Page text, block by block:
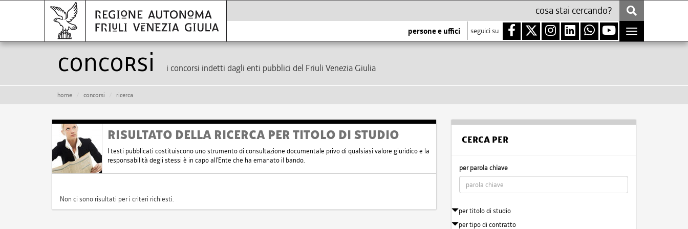
persone e uffici seguici su
Toggle
navigation
Concorsi i concorsi indetti dagli enti pubblici del Friuli Venezia Giulia
home concorsi ricerca
RISULTATO DELLA RICERCA PER TITOLO DI STUDIO
I testi pubblicati costituiscono uno strumento di consultazione documentale privo di qualsiasi valore giuridico e la
responsabilità degli stessi è in capo all'Ente che ha emanato il bando.
Non ci sono risultati per i criteri richiesti.
CERCA PER
per parola chiave
per titolo di studio
per tipo di contratto